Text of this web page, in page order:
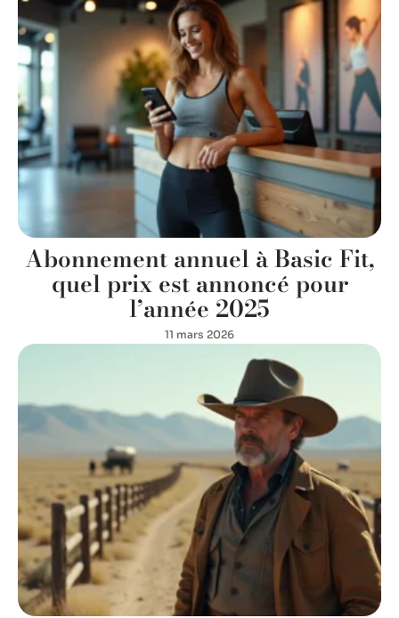
Abonnement annuel à Basic Fit,
quel prix est annoncé pour
l’année 2025
11 mars 2026